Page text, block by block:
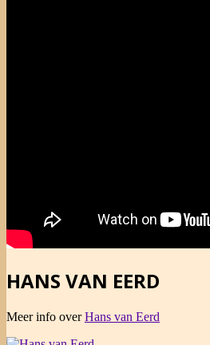
HANS VAN EERD
Meer info overHans van Eerd